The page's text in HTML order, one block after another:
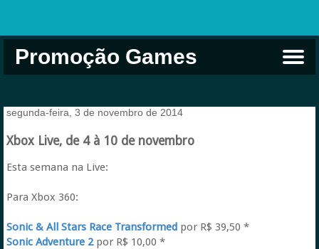
Promoção Games
segunda-feira, 3 de novembro de 2014
Xbox Live, de 4 à 10 de novembro
Esta semana na Live:
Para Xbox 360:
Sonic & All Stars Race Transformedpor R$ 39,50 *
Sonic Adventure 2 por R$ 10,00 *